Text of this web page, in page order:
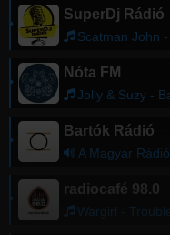
SuperDj Rádió
Scatman John
Nóta FM
Jolly & Suzy -
Bartók Rádió
A Magyar Rádió
radiocafé 98.0
Wargirl -